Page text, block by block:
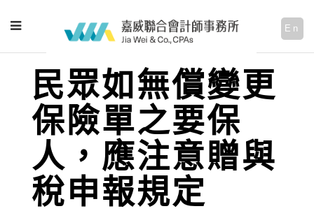
En
民眾如無償變更
保險單之要保
人，應注意贈與
稅申報規定